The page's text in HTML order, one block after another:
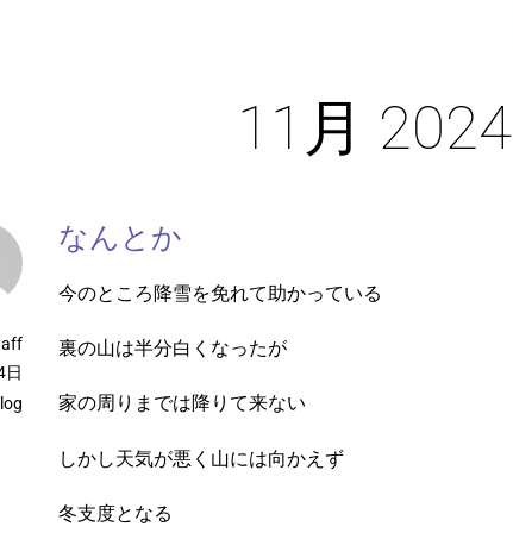
11月 2024
なんとか
日
今のところ降雪を免れて助かっている
裏の山は半分白くなったが
家の周りまでは降りて来ない
しかし天気が悪く山には向かえず
冬支度となる